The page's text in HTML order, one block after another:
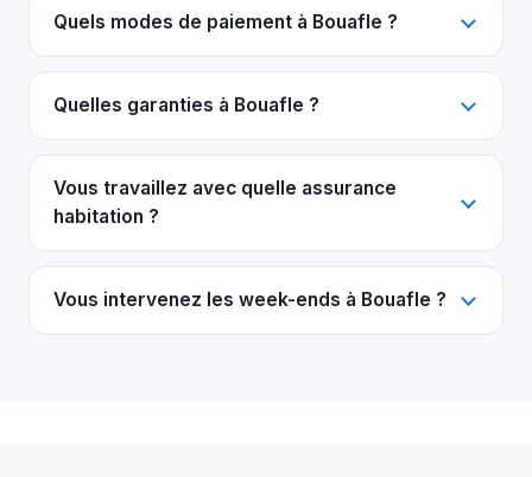
Quels modes de paiement à Bouafle ?
Quelles garanties à Bouafle ?
Vous travaillez avec quelle assurance
habitation ?
Vous intervenez les week-ends à Bouafle ?